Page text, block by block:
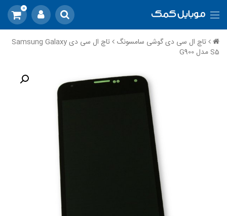
0
تاچ ال سی دی گوشی سامسونگ
تاچ ال سی دی Samsung Galaxy
S5 مدل G900